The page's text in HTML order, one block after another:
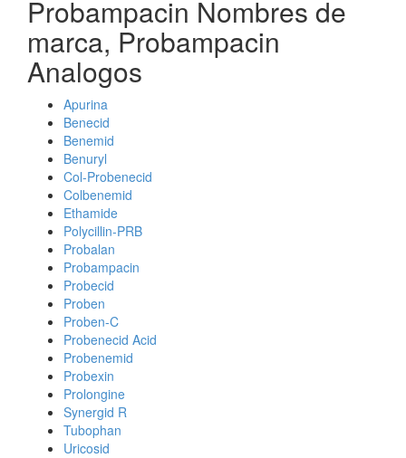
Probampacin Nombres de
marca, Probampacin
Analogos
Apurina
Benecid
Benemid
Benuryl
Col-Probenecid
Colbenemid
Ethamide
Polycillin-PRB
Probalan
Probampacin
Probecid
Proben
Proben-C
Probenecid Acid
Probenemid
Probexin
Prolongine
Synergid R
Tubophan
Uricosid